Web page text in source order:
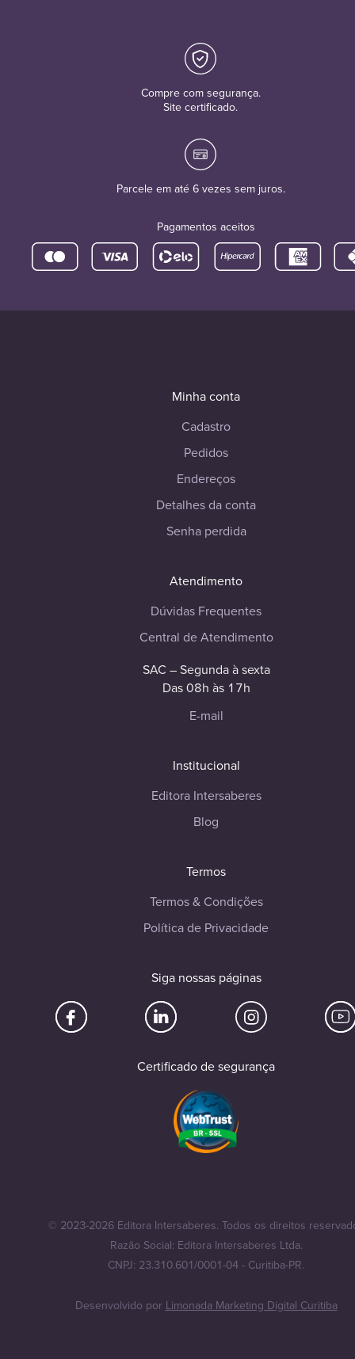
Compre com segurança.
Site certificado.
Parcele em até 6 vezes sem juros.
Pagamentos aceitos
Minha conta
Cadastro
Pedidos
Endereços
Detalhes da conta
Senha perdida
Atendimento
Dúvidas Frequentes
Central de Atendimento
SAC – Segunda à sexta
Das 08h às 17h
E-mail
Institucional
Editora Intersaberes
Blog
Termos
Termos & Condições
Política de Privacidade
Siga nossas páginas
Certificado de segurança
© 2023-2026 Editora Intersaberes. Todos os direitos
Razão Social: Editora Intersaberes Ltda.
CNPJ: 23.310.601/0001-04 - Curitiba-PR.
Desenvolvido porLimonada Marketing Digital Curitiba